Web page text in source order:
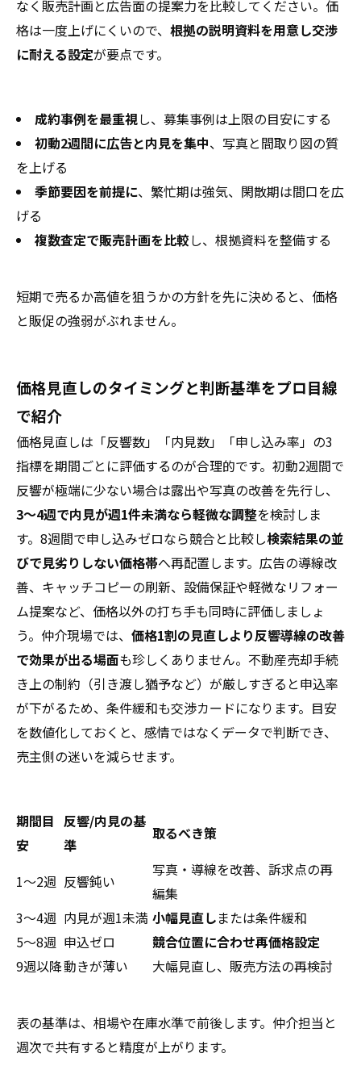
なく販売計画と広告面の提案力を比較してください。価
格は一度上げにくいので、 根拠の説明資料を用意し交渉
に耐える設定が要点です。
成約事例を最重視し、募集事例は上限の目安にする
初動2週間に広告と内見を集中、写真と間取り図の質
を上げる
季節要因を前提に、繁忙期は強気、閑散期は間口を広
げる
複数査定で販売計画を比較し、根拠資料を整備する
短期で売るか高値を狙うかの方針を先に決めると、価格
と販促の強弱がぶれません。
価格見直しのタイミングと判断基準をプロ目線
で紹介
価格見直しは「反響数」「内見数」「申し込み率」の3
指標を期間ごとに評価するのが合理的です。初動2週間で
反響が極端に少ない場合は露出や写真の改善を先行し、
3〜4週で内見が週1件未満なら軽微な調整を検討しま
す。8週間で申し込みゼロなら競合と比較し検索結果の並
びで見劣りしない価格帯へ再配置します。広告の導線改
善、キャッチコピーの刷新、設備保証や軽微なリフォー
ム提案など、価格以外の打ち手も同時に評価しましょ
う。仲介現場では、 価格1割の見直しより反響導線の改善
で効果が出る場面も珍しくありません。不動産売却手続
き上の制約（引き渡し猶予など）が厳しすぎると申込率
が下がるため、条件緩和も交渉カードになります。目安
を数値化しておくと、感情ではなくデータで判断でき、
売主側の迷いを減らせます。
期間目
安
反響/内見の基
準
取るべき策
1〜2週 反響鈍い
写真・導線を改善、訴求点の再
編集
3〜4週 内見が週1未満 小幅見直しまたは条件緩和
5〜8週 申込ゼロ
競合位置に合わせ再価格設定
9週以降動きが薄い 大幅見直し、販売方法の再検討
表の基準は、相場や在庫水準で前後します。仲介担当と
週次で共有すると精度が上がります。